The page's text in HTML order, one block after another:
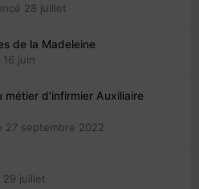
28 juillet
de la Madeleine
16 juin
métier d'infirmier Auxiliaire
27 septembre 2022
29 juillet